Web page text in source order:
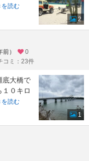
を読む
2
）
0
コミ：23件
底大橋で
０キロ
を読む
1